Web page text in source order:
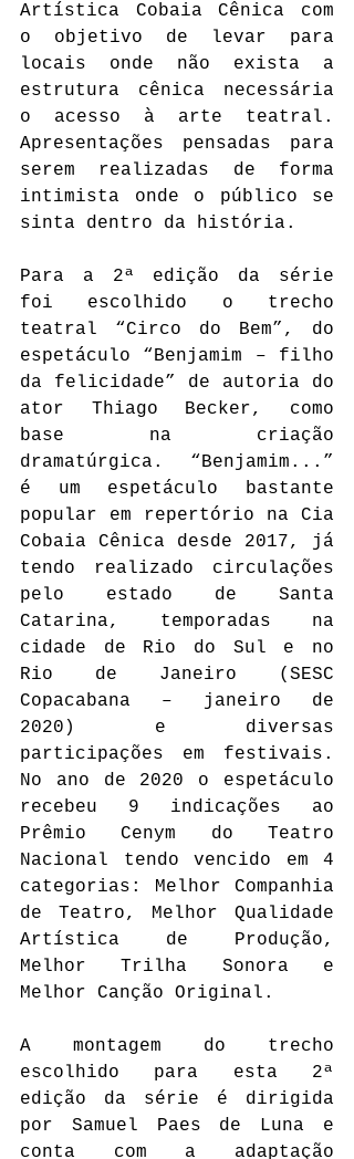
Artística Cobaia Cênica com
o objetivo de levar para
locais onde não exista a
estrutura cênica necessária
o acesso à arte teatral.
Apresentações pensadas para
serem realizadas de forma
intimista onde o público se
sinta dentro da história.
Para a 2ª edição da série
foi escolhido o trecho
teatral “Circo do Bem”, do
espetáculo “Benjamim – filho
da felicidade” de autoria do
ator Thiago Becker, como
base na criação
dramatúrgica. “Benjamim...”
é um espetáculo bastante
popular em repertório na Cia
Cobaia Cênica desde 2017, já
tendo realizado circulações
pelo estado de Santa
Catarina, temporadas na
cidade de Rio do Sul e no
Rio de Janeiro (SESC
Copacabana – janeiro de
2020) e diversas
participações em festivais.
No ano de 2020 o espetáculo
recebeu 9 indicações ao
Prêmio Cenym do Teatro
Nacional tendo vencido em 4
categorias: Melhor Companhia
de Teatro, Melhor Qualidade
Artística de Produção,
Melhor Trilha Sonora e
Melhor Canção Original.
A montagem do trecho
escolhido para esta 2ª
edição da série é dirigida
por Samuel Paes de Luna e
conta com a adaptação